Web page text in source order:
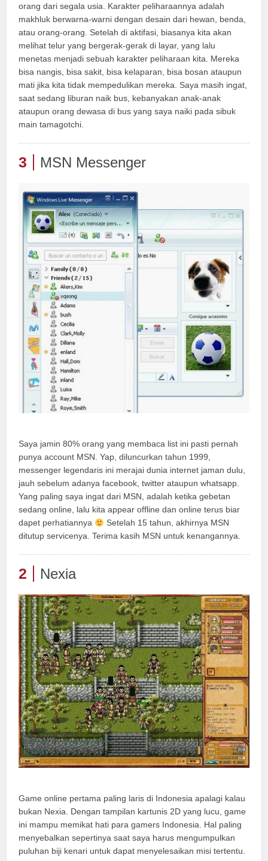
orang dari segala usia. Karakter peliharaannya adalah
makhluk berwarna-warni dengan desain dari hewan, benda,
atau orang-orang. Setelah di aktifasi, biasanya kita akan
melihat telur yang bergerak-gerak di layar, yang lalu
menetas menjadi sebuah karakter peliharaan kita. Mereka
bisa nangis, bisa sakit, bisa kelaparan, bisa bosan ataupun
mati jika kita tidak mempedulikan mereka. Saya masih ingat,
saat sedang liburan naik bus, kebanyakan anak-anak
ataupun orang dewasa di bus yang saya naiki pada sibuk
main tamagotchi.
3 MSN Messenger
Saya jamin 80% orang yang membaca list ini pasti pernah
punya account MSN. Yap, diluncurkan tahun 1999,
messenger legendaris ini merajai dunia internet jaman dulu,
jauh sebelum adanya facebook, twitter ataupun whatsapp.
Yang paling saya ingat dari MSN, adalah ketika gebetan
sedang online, lalu kita appear offline dan online terus biar
dapet perhatiannya
Setelah 15 tahun, akhirnya MSN
ditutup servicenya. Terima kasih MSN untuk kenangannya.
2 Nexia
Game online pertama paling laris di Indonesia apalagi kalau
bukan Nexia. Dengan tampilan kartunis 2D yang lucu, game
ini mampu memikat hati para gamers Indonesia. Hal paling
menyebalkan sepertinya saat saya harus mengumpulkan
puluhan biji kenari untuk dapat menyelesaikan misi tertentu.